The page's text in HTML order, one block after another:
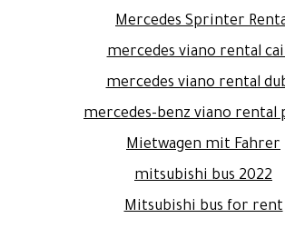
Mercedes Sprinter
mercedes viano rental
mercedes viano rental
mercedes-benz viano rental
Mietwagen mit Fahrer
mitsubishi bus 2022
Mitsubishi bus for rent